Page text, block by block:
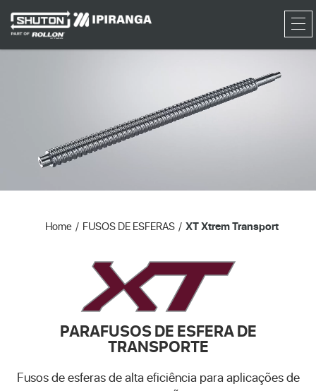
RFQ
Home FUSOS DE ESFERAS XT Xtrem Transport
PARAFUSOS DE ESFERA DE
TRANSPORTE
Fusos de esferas de alta eficiência para aplicações de